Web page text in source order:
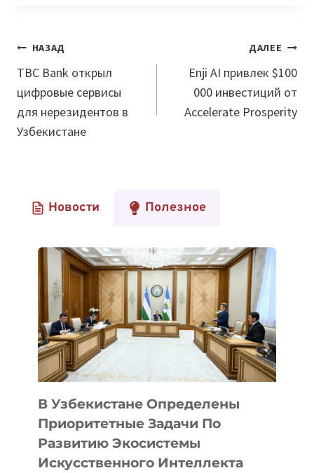
Навигация
по
записям
НАЗАД
TBC Bank открыл
цифровые сервисы
для нерезидентов в
Узбекистане
ДАЛЕЕ
Enji AI привлек $100
000 инвестиций от
Accelerate Prosperity
Новости Полезное
В Узбекистане Определены
Приоритетные Задачи По
Развитию Экосистемы
Искусственного Интеллекта